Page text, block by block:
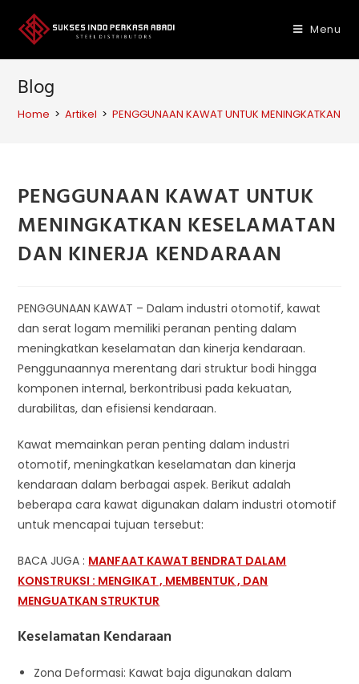
content
Menu
Blog
Home > Artikel > PENGGUNAAN KAWAT UNTUK MENINGKATKAN
PENGGUNAAN KAWAT UNTUK
MENINGKATKAN KESELAMATAN
DAN KINERJA KENDARAAN
PENGGUNAAN KAWAT – Dalam industri otomotif, kawat
dan serat logam memiliki peranan penting dalam
meningkatkan keselamatan dan kinerja kendaraan.
Penggunaannya merentang dari struktur bodi hingga
komponen internal, berkontribusi pada kekuatan,
durabilitas, dan efisiensi kendaraan.
Kawat memainkan peran penting dalam industri
otomotif, meningkatkan keselamatan dan kinerja
kendaraan dalam berbagai aspek. Berikut adalah
beberapa cara kawat digunakan dalam industri otomotif
untuk mencapai tujuan tersebut:
BACA JUGA : MANFAAT KAWAT BENDRAT DALAM
KONSTRUKSI : MENGIKAT , MEMBENTUK , DAN
MENGUATKAN STRUKTUR
Keselamatan Kendaraan
Zona Deformasi: Kawat baja digunakan dalam